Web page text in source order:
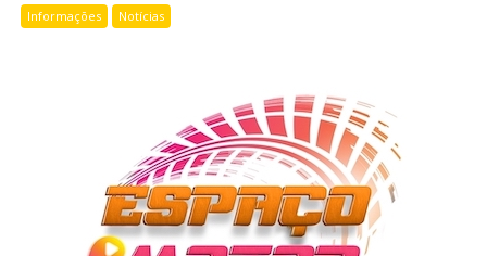
Informações Notícias